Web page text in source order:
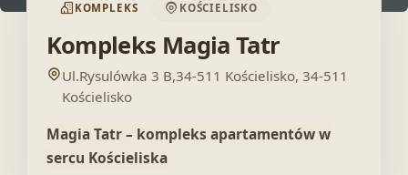
KOMPLEKS KOŚCIELISKO
Kompleks Magia Tatr
Ul.Rysulówka 3 B,34-511 Kościelisko, 34-511
Kościelisko
Magia Tatr – kompleks apartamentów w
sercu Kościeliska